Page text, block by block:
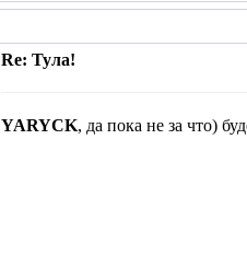
Re: Тула!
YARYCK, да пока не за что)